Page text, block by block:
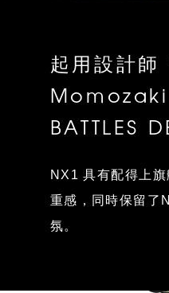
起用設計
BATTLES
NX1 具有配得上
重感，同時保留了
氛。